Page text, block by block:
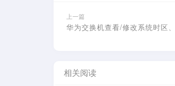
上一篇
华为交换机查看/修改系统时区
相关阅读